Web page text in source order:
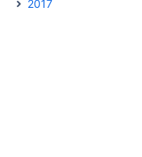
2017